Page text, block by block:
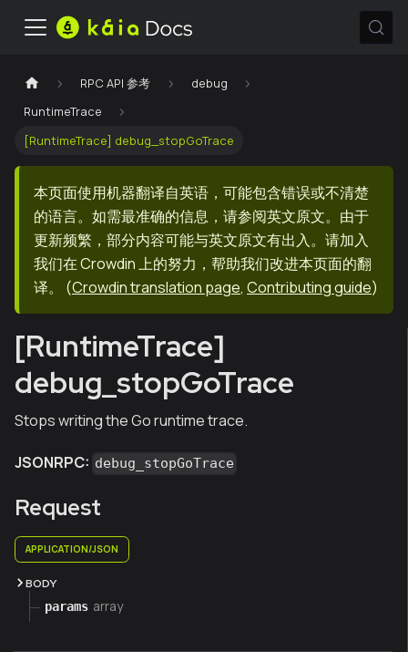
RPC API 参考
debug
RuntimeTrace
[RuntimeTrace] debug_stopGoTrace
本页面使用机器翻译自英语，可能包含错误或不清楚
的语言。如需最准确的信息，请参阅英文原文。由于
更新频繁，部分内容可能与英文原文有出入。请加入
我们在 Crowdin 上的努力，帮助我们改进本页面的翻
译。
(Crowdin translation page, Contributing guide)
[RuntimeTrace]
debug_stopGoTrace
Stops writing the Go runtime trace.
JSONRPC: debug_stopGoTrace
Request
APPLICATION/JSON
BODY
params array